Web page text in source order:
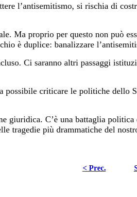
l’antisemitismo, si rischia di
Ma proprio per questo non può
è duplice: banalizzare
Ci saranno altri passaggi
possibile criticare le politiche
giuridica. C’è una battaglia
tragedie più drammatiche del
< Prec.